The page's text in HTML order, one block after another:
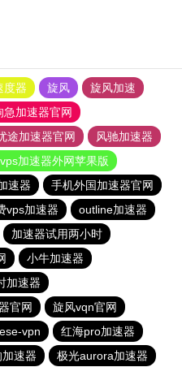
度器 旋风
旋风加速
急加速器官网
途加速器官网
风驰加速器
加速器外网苹果版
速器
手机外国加速器官网
vps加速器
outline加速器
加速器试用两小时
小牛加速器
加速器
官网
旋风vqn官网
vpn
红海pro加速器
速器 极光aurora加速器